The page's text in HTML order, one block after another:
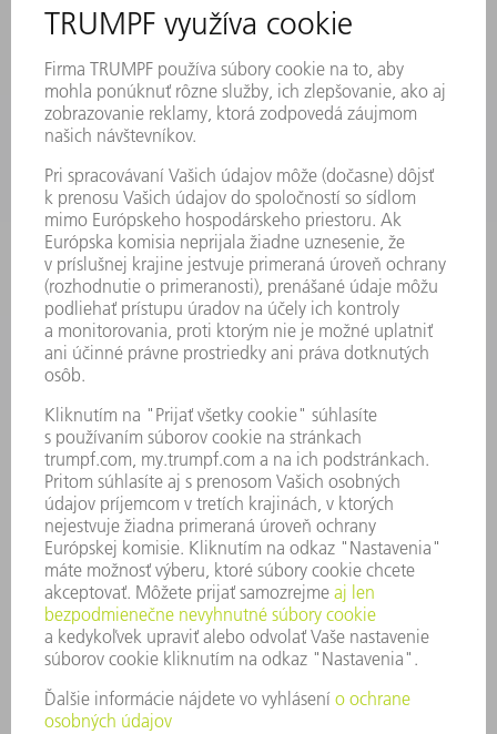
PRIHLÁSENIE NA ODBER NOVINIEK
KARTA BEZPEČNOSTNÝCH ÚDAJOV
STROJE & SYSTÉMY
LASER
VÝKONOVÁ ELEKTRONIKA
ELEKTRICKÉ RUČNÉ NÁRADIE
SMART FACTORY
SOFTVÉR
SLUŽBY
APLIKÁCIE
ODVETVIA
PODNIK
KARIÉRA
PONUKY PRACOVNÝCH MIEST
PROFIL FIRMY
PREDSTAVENSTVO
SPRÁVA O HOSPODÁRENÍ
FIREMNÉ PRINCÍPY
ZHODA
SYSTÉM OZNAMOVANIA
SECURITY
TLAČOVÉ SPRÁVY
ČASOPISY
STABILITA
ŽIVOTNÉ PROSTREDIE & KLÍMA
SOCIÁLNE VECI & SPOLOČNOSŤ
VEDENIE PODNIKU